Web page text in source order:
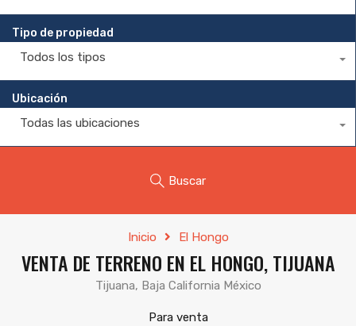
Tipo de propiedad
Todos los tipos
Ubicación
Todas las ubicaciones
Buscar
Inicio El Hongo
VENTA DE TERRENO EN EL HONGO, TIJUANA
Tijuana, Baja California México
Para venta